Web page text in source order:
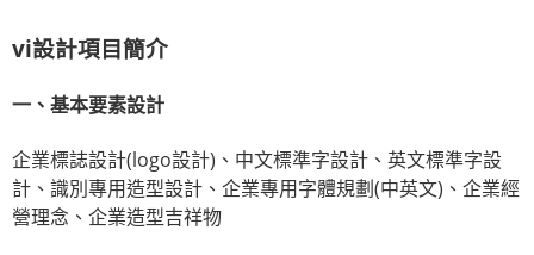
vi設計項目簡介
一、基本要素設計
企業標誌設計(logo設計)、中文標準字設計、英文標準字設
計、識別專用造型設計、企業專用字體規劃(中英文)、企業經
營理念、企業造型吉祥物